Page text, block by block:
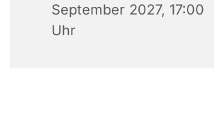
September 2027, 17:00
Uhr